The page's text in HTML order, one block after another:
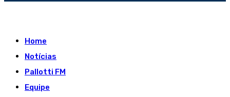
Home
Notícias
Pallotti FM
Equipe